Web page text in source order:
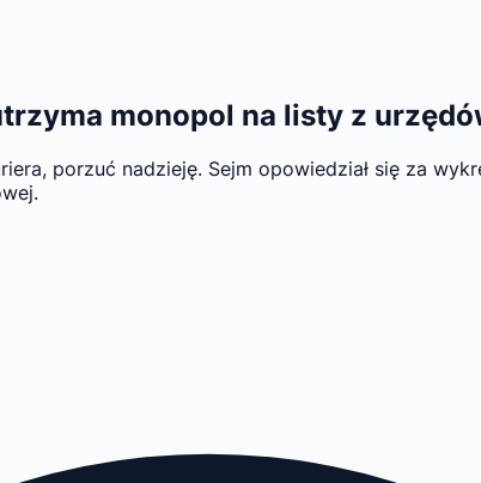
monopol na listy z
porzuć nadzieję. Sejm opowiedział się za